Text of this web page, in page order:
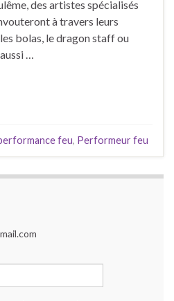
des artistes spécialisés
à travers leurs
bolas, le dragon staff ou
…
feu, Performeur feu